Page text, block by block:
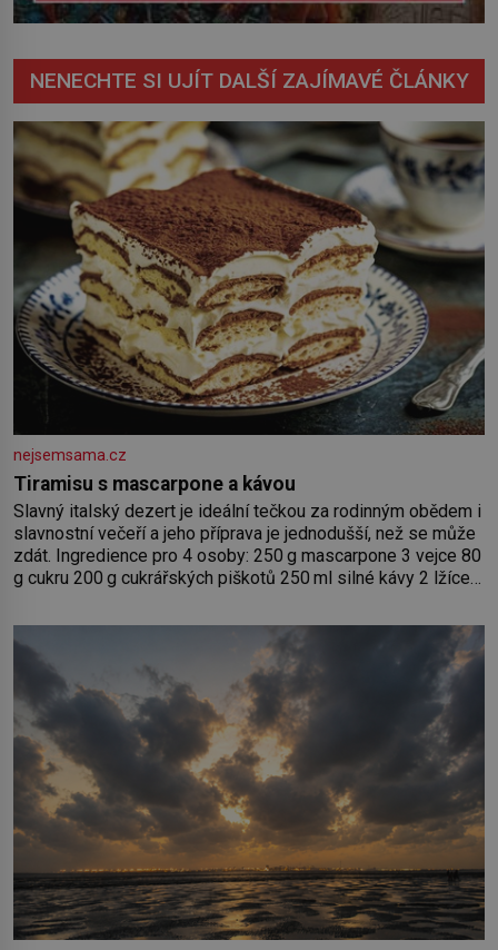
NENECHTE SI UJÍT DALŠÍ ZAJÍMAVÉ ČLÁNKY
nejsemsama.cz
Tiramisu s mascarpone a kávou
Slavný italský dezert je ideální tečkou za rodinným obědem i
slavnostní večeří a jeho příprava je jednodušší, než se může
zdát. Ingredience pro 4 osoby: 250 g mascarpone 3 vejce 80
g cukru 200 g cukrářských piškotů 250 ml silné kávy 2 lžíce
bílků. Žloutky vyšlehejte s cukrem do světlé pěny a postupně
do nich vmíchejte mascarpone, aby vznikl hladký